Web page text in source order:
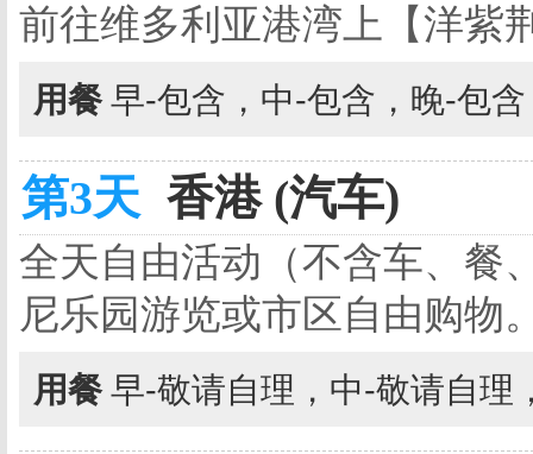
前往维多利亚港湾上【洋紫
用餐 早-包含，中-包含，晚-包
第3天 香港 (汽车)
全天自由活动（不含车、餐
尼乐园游览或市区自由购物
用餐 早-敬请自理，中-敬请自理